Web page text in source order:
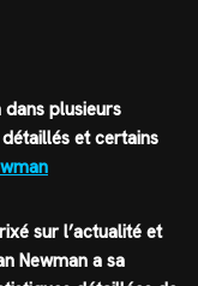
dans plusieurs
et certains
sur l’actualité et
Newman a sa